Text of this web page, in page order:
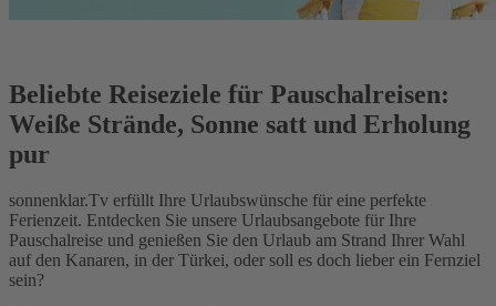
Beliebte Reiseziele für Pauschalreisen:
Weiße Strände, Sonne satt und Erholung
pur
sonnenklar.Tv erfüllt Ihre Urlaubswünsche für eine perfekte
Ferienzeit. Entdecken Sie unsere Urlaubsangebote für Ihre
Pauschalreise und genießen Sie den Urlaub am Strand Ihrer Wahl
auf den Kanaren, in der Türkei, oder soll es doch lieber ein Fernziel
sein?